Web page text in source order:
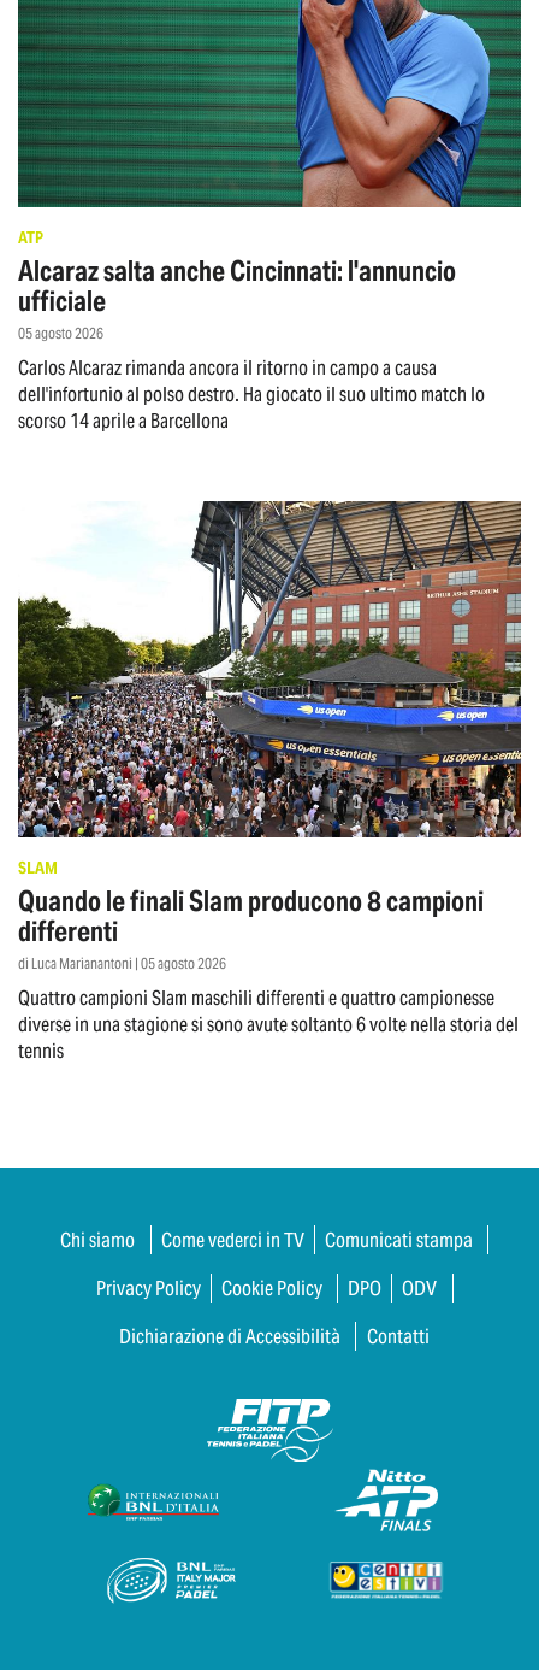
ATP
Alcaraz salta anche Cincinnati: l'annuncio
ufficiale
05 agosto 2026
Carlos Alcaraz rimanda ancora il ritorno in campo a causa
dell'infortunio al polso destro. Ha giocato il suo ultimo match lo
scorso 14 aprile a Barcellona
SLAM
Quando le finali Slam producono 8 campioni
differenti
di Luca Marianantoni | 05 agosto 2026
Quattro campioni Slam maschili differenti e quattro campionesse
diverse in una stagione si sono avute soltanto 6 volte nella storia del
tennis
Chi siamo Come vederci in TV
Comunicati stampa
Privacy Policy
Cookie Policy DPO
ODV
Dichiarazione di Accessibilità
Contatti